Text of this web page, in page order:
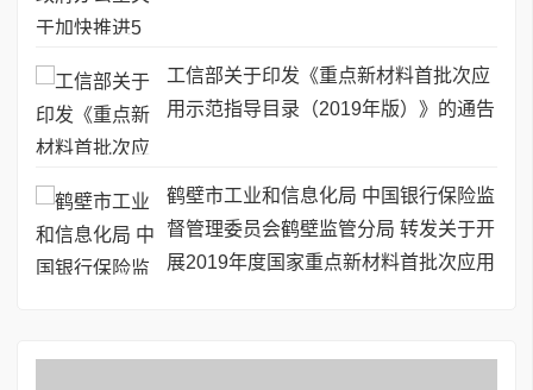
工信部关于印发《重点新材料首批次应
用示范指导目录（2019年版）》的通告
鹤壁市工业和信息化局 中国银行保险监
督管理委员会鹤壁监管分局 转发关于开
展2019年度国家重点新材料首批次应用